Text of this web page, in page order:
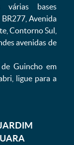
várias bases
Avenida
Contorno Sul,
avenidas de
Guincho em
ligue para a